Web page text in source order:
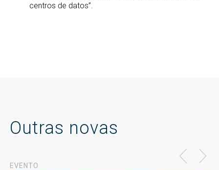
centros de datos”.
Outras novas
EVENTO